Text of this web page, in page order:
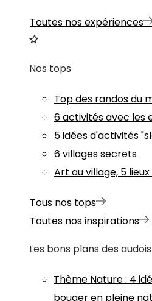
Toutes nos expériences
Nos tops
Top des randos du
6 activités avec les
5 idées d'activités
6 villages secrets
Art au village, 5
Tous nos tops
Toutes nos inspirations
Les bons plans des audois
Thème Nature: 4
bouger en pleine